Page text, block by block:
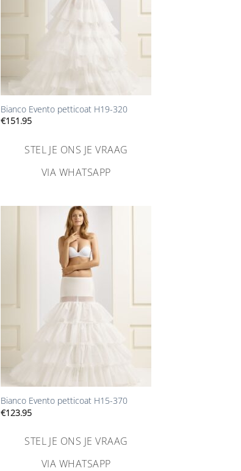
Bianco Evento petticoat H19-320
€151.95
STEL JE ONS JE VRAAG
VIA WHATSAPP
Bianco Evento petticoat H15-370
€123.95
STEL JE ONS JE VRAAG
VIA WHATSAPP